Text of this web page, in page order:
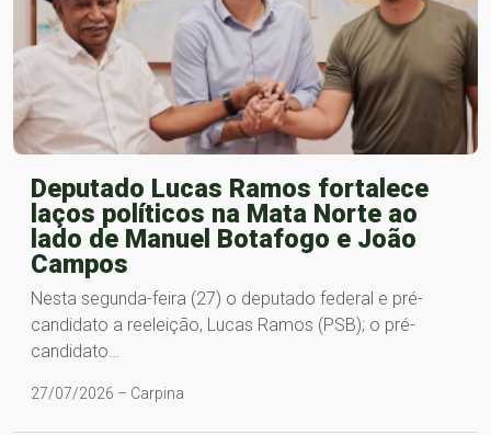
Deputado Lucas Ramos fortalece
laços políticos na Mata Norte ao
lado de Manuel Botafogo e João
Campos
Nesta segunda-feira (27) o deputado federal e pré-
candidato a reeleição, Lucas Ramos (PSB); o pré-
candidato…
27/07/2026 – Carpina